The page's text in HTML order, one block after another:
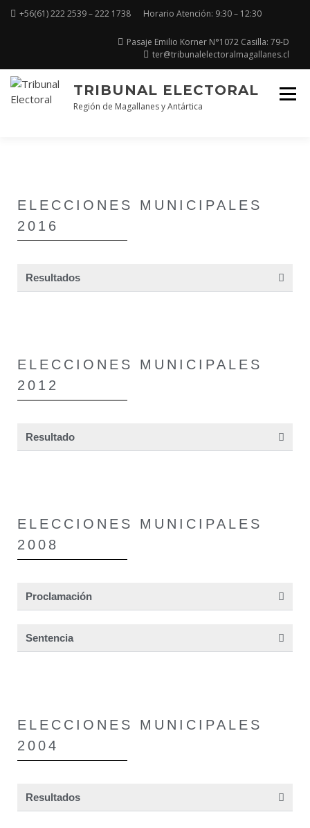
+56(61) 222 2539 – 222 1738 Horario Atención: 9:30 – 12:30
Pasaje Emilio Korner N°1072 Casilla: 79-D
ter@tribunalelectoralmagallanes.cl
TRIBUNAL ELECTORAL
Región de Magallanes y Antártica
ELECCIONES MUNICIPALES
2016
Resultados
ELECCIONES MUNICIPALES
2012
Resultado
ELECCIONES MUNICIPALES
2008
Proclamación
Sentencia
ELECCIONES MUNICIPALES
2004
Resultados